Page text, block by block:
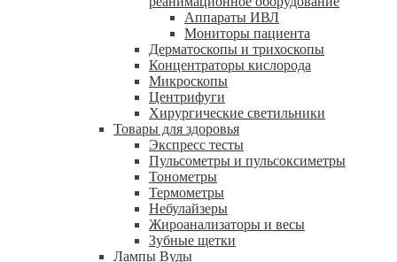
Аппараты ИВЛ
Мониторы пациента
Дерматоскопы и трихоскопы
Концентраторы кислорода
Микроскопы
Центрифуги
Xирургические светильники
Товары для здоровья
Экспресс тесты
Пульсометры и пульсоксиметры
Тонометры
Термометры
Небулайзеры
Жироанализаторы и весы
Зубные щетки
Лампы Вуды